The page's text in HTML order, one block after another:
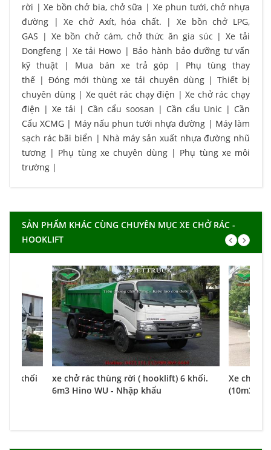
rời |Xe bồn chở bia, chở sữa | Xe phun tưới, chở nhựa
đường |Xe chở Axít, hóa chất. |Xe bồn chở LPG,
GAS | Xe bồn chở cám, chở thức ăn gia súc |Xe tải
Dongfeng | Xe tải Howo | Bảo hành bảo dưỡng tư vấn
kỹ thuật | Mua bán xe trả góp | Phụ tùng thay
thế | Đóng mới thùng xe tải chuyên dùng|Thiết bị
chuyên dùng| Xe quét rác chạy điện |Xe chở rác chạy
điện |Xe tải | Cần cẩu soosan | Cần cẩu Unic | Cần
Cẩu XCMG | Máy nấu phun tưới nhựa đường | Máy làm
sạch rác bãi biển | Nhà máy sản xuất nhựa đường nhũ
tương | Phụ tùng xe chuyên dùng | Phụ tùng xe môi
trường |
SẢN PHẨM KHÁC CÙNG CHUYÊN MỤC XE CHỞ RÁC -
HOOKLIFT
6 khối
xe chở rác thùng rời ( hooklift) 6 khối.
6m3 Hino WU - Nhập khẩu
Xe chở
(10m3)